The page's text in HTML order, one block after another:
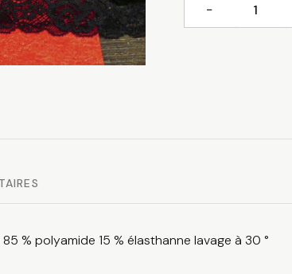
−
% polyamide 15 % élasthanne lavage à 30 °